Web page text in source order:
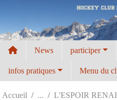
News participer
infos pratiques Menu du
Accueil L'ESPOIR
Panneau de gestion des cookies